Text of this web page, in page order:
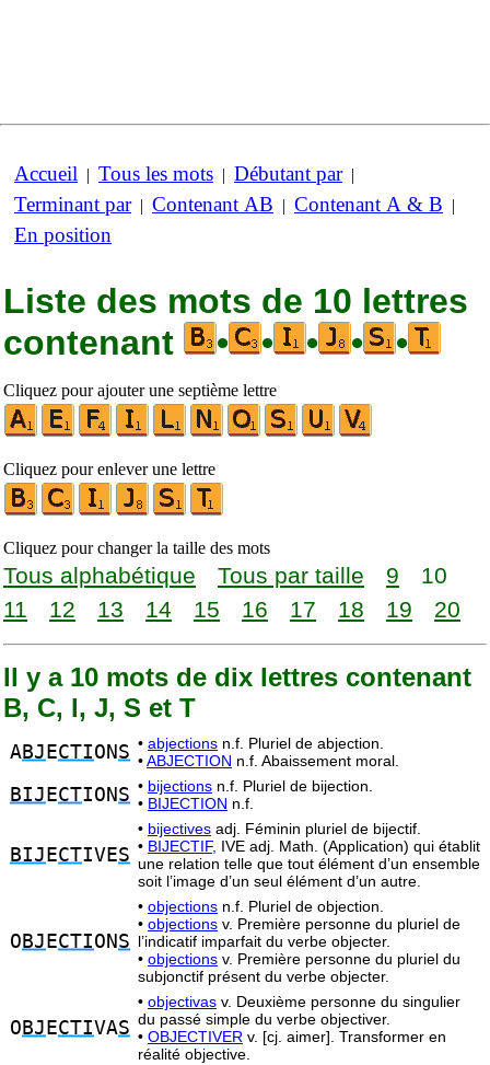
Accueil | Tous les mots | Débutant par|
Terminant par| Contenant AB | Contenant A & B |
En position
Liste des mots de 10 lettres
contenant
• • • • •
Cliquez pour ajouter une septième lettre
Cliquez pour enlever une lettre
Cliquez pour changer la taille des mots
Tous alphabétique Tous par taille 9
10
11
12 13 14 15 16 17 18 19 20
Il y a 10 mots de dix lettres contenant
B, C, I, J, S et T
ABJ ECTION S • abjections n.f. Pluriel de abjection.
•ABJECTION n.f. Abaissement moral.
BIJ ECTION S • bijections n.f. Pluriel de bijection.
• BIJECTION n.f.
BIJ ECTIVES
• bijectives adj. Féminin pluriel de bijectif.
• BIJECTIF, IVE adj. Math. (Application) qui établit
une relation telle que tout élément d’un ensemble
soit l’image d’un seul élément d’un autre.
O BJ ECTION S
• objections n.f. Pluriel de objection.
• objections v. Première personne du pluriel de
l’indicatif imparfait du verbe objecter.
• objections v. Première personne du pluriel du
subjonctif présent du verbe objecter.
O BJ ECTIVAS
• objectivas v. Deuxième personne du singulier
du passé simple du verbe objectiver.
• OBJECTIVER v. [cj. aimer]. Transformer en
réalité objective.